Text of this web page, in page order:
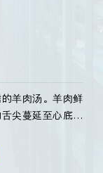
羊肉汤。羊肉鲜
尖蔓延至心底。